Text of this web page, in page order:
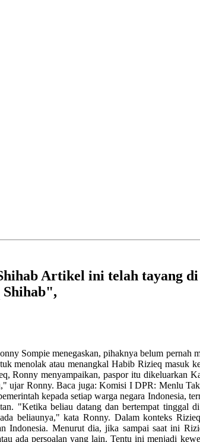
Artikel ini telah tayang
Shihab",
menegaskan, pihaknya belum pernah
menolak atau menangkal Habib Rizieq masuk
Ronny menyampaikan, paspor itu dikeluarkan
ujar Ronny. Baca juga: Komisi I DPR: Menlu
kepada setiap warga negara Indonesia,
"Ketika beliau datang dan bertempat tinggal
beliaunya," kata Ronny. Dalam konteks
Menurut dia, jika sampai saat ini
ada persoalan yang lain. Tentu ini menjadi